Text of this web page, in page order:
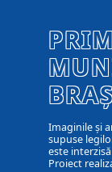
Imaginile și
supuse
este
Proiect